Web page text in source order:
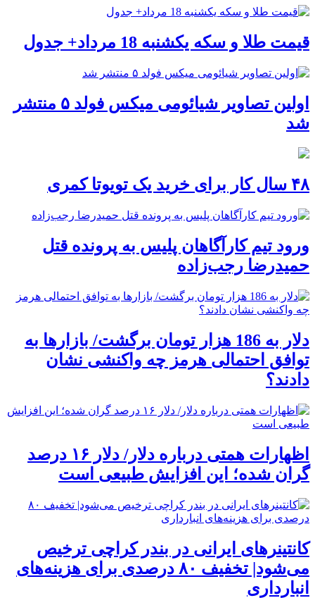
قیمت طلا و سکه یکشنبه 18 مرداد+ جدول
اولین تصاویر شیائومی میکس فولد ۵ منتشر
شد
۴۸ سال کار برای خرید یک تویوتا کمری
ورود تیم کارآگاهان پلیس به پرونده قتل
حمیدرضا رجب‌زاده
دلار به 186 هزار تومان برگشت/ بازارها به
توافق احتمالی هرمز چه واکنشی نشان
دادند؟
اظهارات همتی درباره دلار/ دلار ۱۶ درصد
گران شده؛ این افزایش طبیعی است
کانتینرهای ایرانی در بندر کراچی ترخیص
می‌شود| تخفیف ۸۰ درصدی برای هزینه‌های
انبارداری